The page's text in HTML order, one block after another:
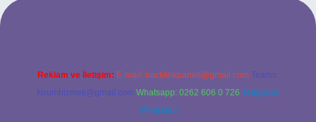
Reklam ve İletişim: E-mail: backlinkpaneli@gmail.com Teams:
forumhizmeti@gmail.com Whatsapp: 0262 606 0 726 Telegram:
@karabul